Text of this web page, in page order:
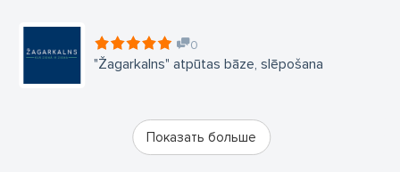
"Žagarkalns" atpūtas bāze, slēpošana
0
Показать больше